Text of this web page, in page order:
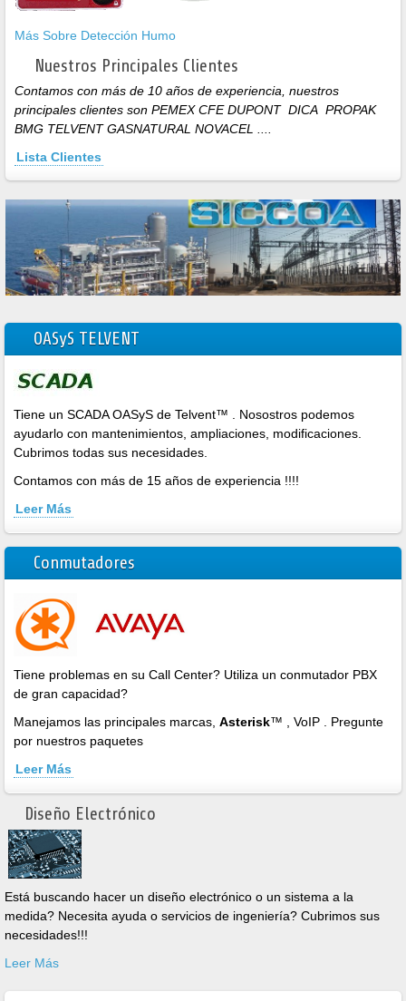
Más Sobre Detección Humo
Nuestros Principales Clientes
Contamos con más de 10 años de experiencia, nuestros
principales clientes son PEMEX CFE DUPONT DICA PROPAK
BMG TELVENT GASNATURAL NOVACEL ....
Lista Clientes
OASyS TELVENT
Tiene un SCADA OASyS de Telvent™ . Nosostros podemos
ayudarlo con mantenimientos, ampliaciones, modificaciones.
Cubrimos todas sus necesidades.
Contamos con más de 15 años de experiencia !!!!
Leer Más
Conmutadores
Tiene problemas en su Call Center? Utiliza un conmutador PBX
de gran capacidad?
Manejamos las principales marcas, Asterisk™ , VoIP . Pregunte
por nuestros paquetes
Leer Más
Diseño Electrónico
Está buscando hacer un diseño electrónico o un sistema a la
medida? Necesita ayuda o servicios de ingeniería? Cubrimos sus
necesidades!!!
Leer Más